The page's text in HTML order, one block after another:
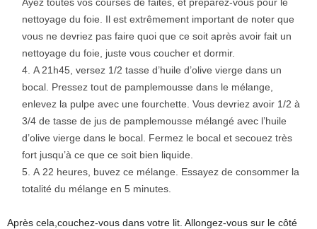
nettoyage du foie. Il est extrêmement important de noter que
vous ne devriez pas faire quoi que ce soit après avoir fait un
nettoyage du foie, juste vous coucher et dormir.
A 21h45, versez 1/2 tasse d’huile d’olive vierge dans un
bocal. Pressez tout de pamplemousse dans le mélange,
enlevez la pulpe avec une fourchette. Vous devriez avoir 1/2 à
3/4 de tasse de jus de pamplemousse mélangé avec l’huile
d’olive vierge dans le bocal. Fermez le bocal et secouez très
fort jusqu’à ce que ce soit bien liquide.
A 22 heures, buvez ce mélange. Essayez de consommer la
totalité du mélange en 5 minutes.
Après cela,couchez-vous dans votre lit. Allongez-vous sur le côté